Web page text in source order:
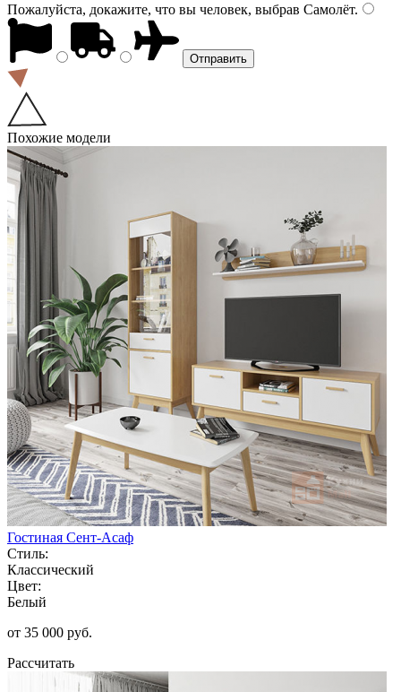
Пожалуйста, докажите, что вы человек, выбрав Самолёт.
Похожие модели
Гостиная Сент-Асаф
Стиль:
Классический
Цвет:
Белый
от 35 000 руб.
Рассчитать